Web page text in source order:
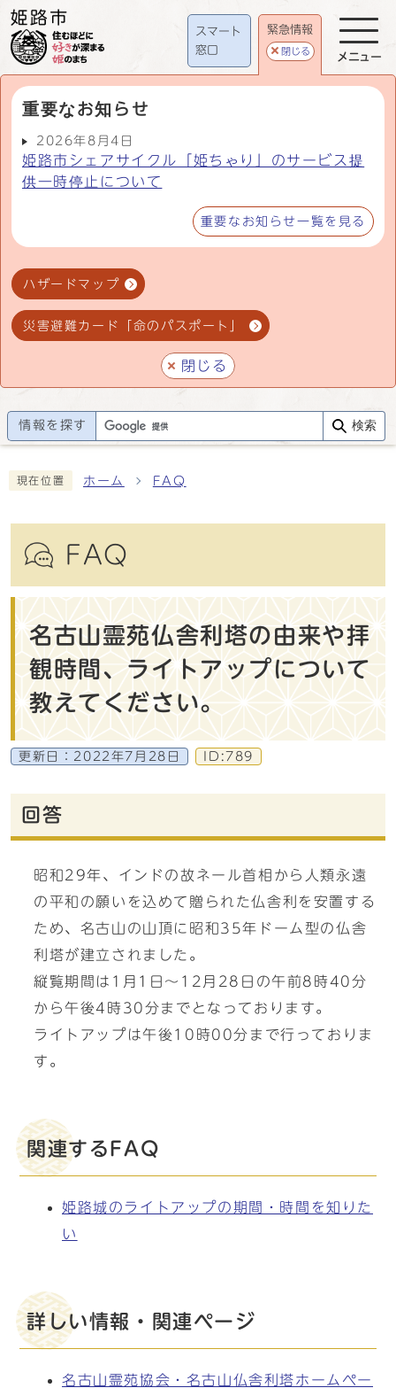
スマート
窓口
緊急情報
閉じる
重要なお知らせ
2026年8月4日
姫路市シェアサイクル「姫ちゃり」のサービス提
供一時停止について
重要なお知らせ一覧を見る
ハザードマップ
災害避難カード「命のパスポート」
閉じる
メニュー
情報を探す 検索
現在位置 ホーム FAQ
FAQ
名古山霊苑仏舎利塔の由来や拝
観時間、ライトアップについて
教えてください。
更新日： 2022年7月28日 ID:789
回答
昭和29年、インドの故ネール首相から人類永遠
の平和の願いを込めて贈られた仏舎利を安置する
ため、名古山の山頂に昭和35年ドーム型の仏舎
利塔が建立されました。
縦覧期間は1月1日〜12月28日の午前8時40分
から午後4時30分までとなっております。
ライトアップは午後10時00分まで行っておりま
す。
関連するFAQ
姫路城のライトアップの期間・時間を知りた
い
詳しい情報・関連ページ
名古山霊苑協会・名古山仏舎利塔ホームペー